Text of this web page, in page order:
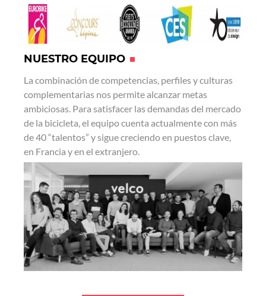
NUESTRO EQUIPO
La combinación de competencias, perfiles y culturas
complementarias nos permite alcanzar metas
ambiciosas. Para satisfacer las demandas del mercado
de la bicicleta, el equipo cuenta actualmente con más
de 40 “talentos” y sigue creciendo en puestos clave,
en Francia y en el extranjero.